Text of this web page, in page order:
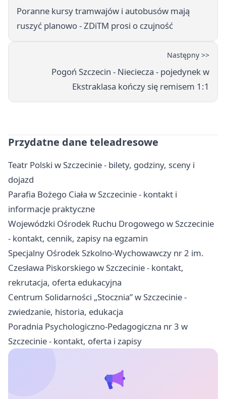
Poranne kursy tramwajów i autobusów mają
ruszyć planowo - ZDiTM prosi o czujność
Następny >>
Pogoń Szczecin - Nieciecza - pojedynek w
Ekstraklasa kończy się remisem 1:1
Przydatne dane teleadresowe
Teatr Polski w Szczecinie - bilety, godziny, sceny i
dojazd
Parafia Bożego Ciała w Szczecinie - kontakt i
informacje praktyczne
Wojewódzki Ośrodek Ruchu Drogowego w Szczecinie
- kontakt, cennik, zapisy na egzamin
Specjalny Ośrodek Szkolno-Wychowawczy nr 2 im.
Czesława Piskorskiego w Szczecinie - kontakt,
rekrutacja, oferta edukacyjna
Centrum Solidarności „Stocznia” w Szczecinie -
zwiedzanie, historia, edukacja
Poradnia Psychologiczno-Pedagogiczna nr 3 w
Szczecinie - kontakt, oferta i zapisy